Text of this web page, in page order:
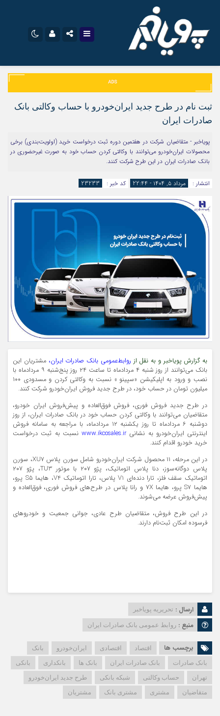
اینستاگرام تلگرام
آپارات
نام کاربری یا نشانی ایمیل
رمز عبور
مرا به خاطر بسپار
ثبت‌ نام در طرح جدید ایران‌خودرو با حساب وکالتی بانک
صادرات ایران
پویاخبر - متقاضیان شرکت در هفتمین دوره ثبت درخواست خرید (اولویت‌بندی) برخی
محصولات ایران‌خودرو می‌توانند با وکالتی کردن حساب خود به صورت غیرحضوری در
بانک صادرات ایران در این طرح شرکت کنند.
انتشار : مرداد ۵, ۱۴۰۴ - 22:44 کد خبر : 23233
به گزارش پویاخبر و به نقل از روابط‌عمومی بانک صادرات ایران، مشتریان این
بانک می‌توانند از روز ‌شنبه ۴ مردادماه تا ساعت ۲۴ روز پنج‌شنبه ۹ مردادماه با
نصب و ورود به اپلیکیشن «سپینو » نسبت به وکالتی کردن و مسدودی ۱۰۰
میلیون تومان در حساب خود، در طرح جدید فروش ایران‌خودرو شرکت کنند.
در طرح جدید فروش فوری، فروش فوق‌العاده و پیش‌فروش ایران خودرو،
متقاضیان می‌توانند با وکالتی کردن حساب خود در بانک صادرات ایران، از روز
دوشنبه ۶ مردادماه تا روز یکشنبه ۱۲ مردادماه، با مراجعه به سامانه فروش
اینترنتی ایران‌خودرو به نشانیwww.ikcosales.ir نسبت به ثبت درخواست
خرید خودرو اقدام کنند.
در این مرحله، ۱۱ محصول شرکت ایران‌خودرو شامل سورن پلاس XU7، سورن
پلاس دوگانه‌سوز، دنا پلاس اتوماتیک، پژو ۲۰۷ با موتور TU3، پژو ۲۰۷
اتوماتیک سقف فلز، تارا دنده‌ای V1 پلاس، تارا اتوماتیک V4، هایما S5 پرو،
هایما S7 پرو، هایما 7X و رانا پلاس در طرح‌های فروش فوری، فوق‌العاده و
پیش‌فروش عرضه می‌شوند.
در این طرح فروش، متقاضیان طرح عادی، جوانی جمعیت و خودروهای
فرسوده امکان ثبت‌نام دارند.
ارسال : تحریریه پویاخبر
منبع : روابط عمومی بانک صادرات ایران
برچسب ها اقتصاد اقتصادی ایران‌خودرو
بانک
بانک صادرات
بانک صادرات ایران بانک ها بانکداری
بانکی
تهران
حساب وکالتی شبکه بانکی
طرح جدید ایران‌خودرو
متقاضیان
مشتری مشتری بانک مشتریان